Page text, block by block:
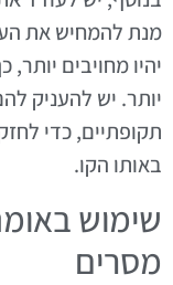
מנת להמחיש את
יהיו מחויבים
יותר. יש להעניק
תקופתיים, כדי
באותו הקו.
שימוש
מסרים